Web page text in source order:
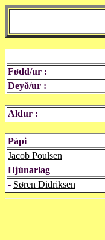
Fødd/ur :
Deyð/ur :
Aldur :
Pápi
Jacob Poulsen
Hjúnarlag
- Søren Didriksen